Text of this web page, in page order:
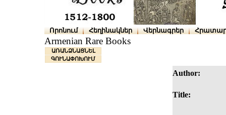
Որոնում Հեղինակներ Վերնագրեր
Armenian Rare Books
ԱՌԱՆՁՆԱՑՆԵԼ
ԳՈՒՆԱՓՈԽՈՒՄ
Author:
Title: